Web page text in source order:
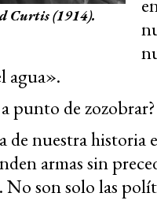
Curtis (1914).
agua».
punto de zozobrar?
de nuestra historia
armas sin
son solo las